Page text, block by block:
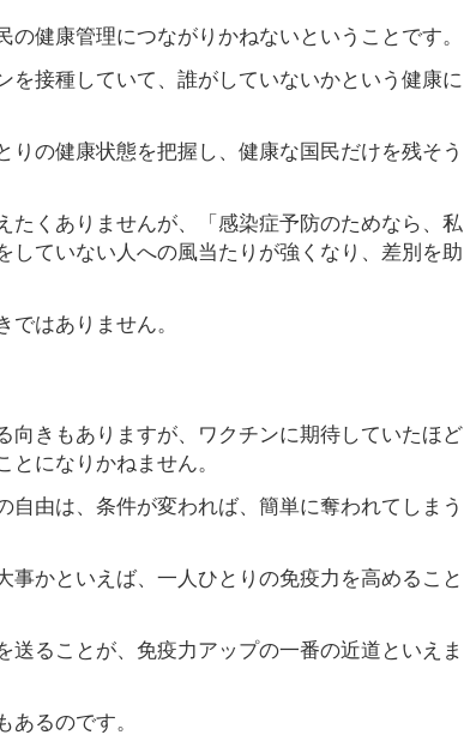
健康管理につながりかねないということです。
接種していて、誰がしていないかという健康に
の健康状態を把握し、健康な国民だけを残そう
くありませんが、「感染症予防のためなら、私
ていない人への風当たりが強くなり、差別を助
はありません。
きもありますが、ワクチンに期待していたほど
になりかねません。
自由は、条件が変われば、簡単に奪われてしまう
かといえば、一人ひとりの免疫力を高めること
ることが、免疫力アップの一番の近道といえま
るのです。